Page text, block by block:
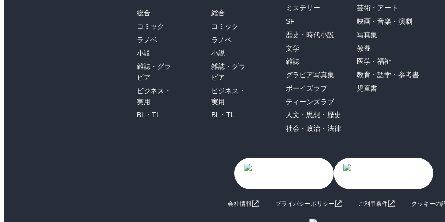
総合
コミック
ラノベ
小説
雑誌・グラ
ビア
ビジネス・
実用
BL・TL
総合
コミック
ラノベ
小説
雑誌・グラ
ビア
ビジネス・
実用
BL・TL
ミステリー
SF
歴史・時代小説
文学
雑誌
グラビア写真集
ボーイズラブ
ティーンズラブ
人文・思想・歴史
社会・政治・法律
芸術・アート
映画・音楽・演劇
写真集
教養
医学・福祉
教育・語学・参考書
児童書
会社情報 プライバシーポリシー ご利用条件 クッキーの